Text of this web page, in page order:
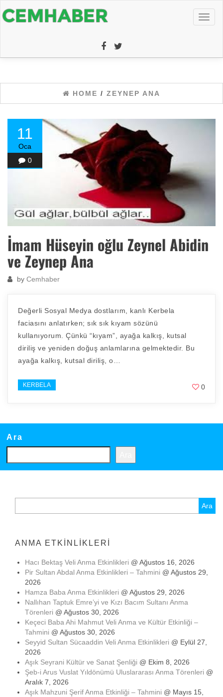
HOME / ZEYNEP ANA
11
Oca
0
İmam Hüseyin oğlu Zeynel Abidin
ve Zeynep Ana
by Cemhaber
Değerli Sosyal Medya dostlarım, kanlı Kerbela
faciasını anlatırken; sık sık kıyam sözünü
kullanıyorum. Çünkü “kıyam”, ayağa kalkış, kutsal
diriliş ve yeniden doğuş anlamlarına gelmektedir. Bu
ayağa kalkış, kutsal diriliş, o…
KERBELA 0
Ara
ANMA ETKINLIKLERI
Hacı Bektaş Veli Anma Etkinlikleri @ Ağustos 16, 2026
Pir Sultan Abdal Anma Etkinlikleri – Tahmini @ Ağustos 29,
2026
Hamza Baba Anma Etkinlikleri @ Ağustos 29, 2026
Nallıhan Taptuk Emre’yi ve Kızı Bacım Sultanı Anma
Törenleri @ Ağustos 30, 2026
Keçeci Baba Ahi Mahmut Veli Anma ve Kültür Etkinliği –
Tahmini @ Ağustos 30, 2026
Seyyid Sultan Sücaaddin Veli Anma Etkinlikleri @ Eylül 27,
2026
Aşık Seyrani Kültür ve Sanat Şenliği @ Ekim 8, 2026
Şeb-i Arus Vuslat Yıldönümü Uluslararası Anma Törenleri @
Aralık 7, 2026
Aşık Mahzuni Şerif Anma Etkinliği – Tahmini @ Mayıs 15,